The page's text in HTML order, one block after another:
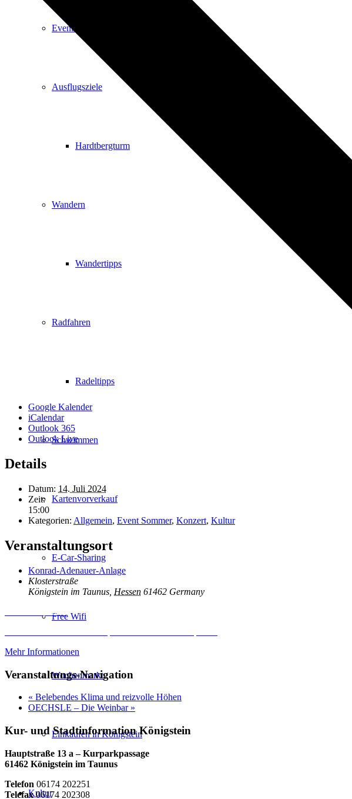
Events
Ausflugsziele
Hardtbergturm
Wandern
Wandertipps
Radfahren
Radeltipps
Schwimmen
Kartenvorverkauf
E-Car-Sharing
Free Wifi
Wochenmarkt
Einkaufen in Königstein
Kultur
Google Kalender
iCalendar
Outlook 365
Outlook Live
Details
Datum: 14. Juli 2024
Zeit:
15:00
Kategorien: Allgemein, Event Sommer, Konzert, Kultur
Veranstaltungsort
Konrad-Adenauer-Anlage
Klosterstraße
Königstein im Taunus Hessen 61462 Germany
Inhalt entsperren
Mehr Informationen
Veranstaltungs-Navigation
« Belebendes Klima und reizvolle Höhen
OECHSLE – Die Weinbar »
Kur- und Stadtinformation Königstein
Hauptstraße 13 a – Kurparkpassage
61462 Königstein im Taunus
Telefon 06174 202251
Telefax06174 202308